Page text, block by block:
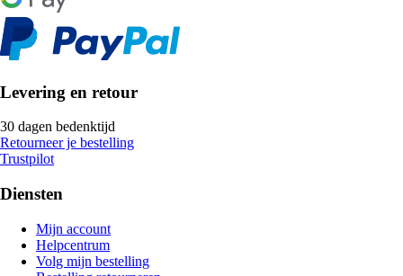
Levering en retour
30 dagen bedenktijd
Retourneer je bestelling
Trustpilot
Diensten
Mijn account
Helpcentrum
Volg mijn bestelling